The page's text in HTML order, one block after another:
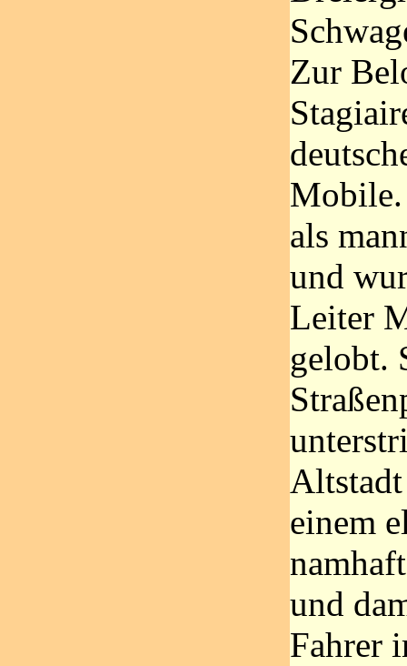
Zur
Mobile.
als
und
Leiter
gelobt.
einem
und
Fahrer